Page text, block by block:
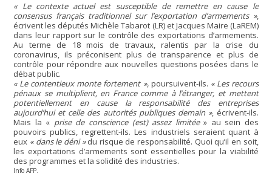
« Le contexte actuel est susceptible de remettre en cause le
consensus français traditionnel sur l’exportation d’armements »,
écrivent les députés Michèle Tabarot (LR) et Jacques Maire (LaREM)
dans leur rapport sur le contrôle des exportations d’armements.
Au terme de 18 mois de travaux, ralentis par la crise du
coronavirus, ils préconisent plus de transparence et plus de
contrôle pour répondre aux nouvelles questions posées dans le
débat public.
« Le contentieux monte fortement »,poursuivent-ils. « Les recours
pénaux se multiplient, en France comme à l’étranger, et mettent
potentiellement en cause la responsabilité des entreprises
aujourd’hui et celle des autorités publiques demain », écrivent-ils.
Mais la « prise de conscience (est) assez limitée» au sein des
pouvoirs publics, regrettent-ils. Les industriels seraient quant à
eux « dans le déni »du risque de responsabilité. Quoi qu’il en soit,
les exportations d’armements sont essentielles pour la viabilité
des programmes et la solidité des industries.
Info AFP.